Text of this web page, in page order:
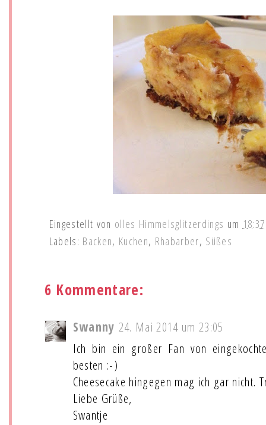
Eingestellt von olles Himmelsglitzerdings um 18:37
Labels: Backen, Kuchen, Rhabarber, Süßes
6 Kommentare:
Swanny 24. Mai 2014 um 23:05
Ich bin ein großer Fan von
besten :-)
Cheesecake hingegen mag ich gar nicht.
Liebe Grüße,
Swantje